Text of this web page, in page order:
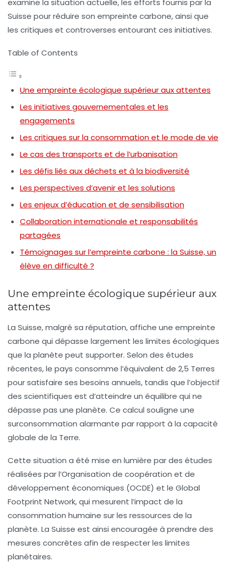
examine la situation actuelle, les efforts fournis par la
Suisse pour réduire son empreinte carbone, ainsi que
les critiques et controverses entourant ces initiatives.
Table of Contents
Une empreinte écologique supérieur aux attentes
Les initiatives gouvernementales et les
engagements
Les critiques sur la consommation et le mode de vie
Le cas des transports et de l’urbanisation
Les défis liés aux déchets et à la biodiversité
Les perspectives d’avenir et les solutions
Les enjeux d’éducation et de sensibilisation
Collaboration internationale et responsabilités
partagées
Témoignages sur l’empreinte carbone : la Suisse, un
élève en difficulté ?
Une empreinte écologique supérieur aux
attentes
La Suisse, malgré sa réputation, affiche une empreinte
carbone qui dépasse largement les limites écologiques
que la planète peut supporter. Selon des études
récentes, le pays consomme l’équivalent de 2,5 Terres
pour satisfaire ses besoins annuels, tandis que l’objectif
des scientifiques est d’atteindre un équilibre qui ne
dépasse pas une planète. Ce calcul souligne une
surconsommation alarmante par rapport à la capacité
globale de la Terre.
Cette situation a été mise en lumière par des études
réalisées par l’Organisation de coopération et de
développement économiques (OCDE) et le Global
Footprint Network, qui mesurent l’impact de la
consommation humaine sur les ressources de la
planète. La Suisse est ainsi encouragée à prendre des
mesures concrètes afin de respecter les limites
planétaires.